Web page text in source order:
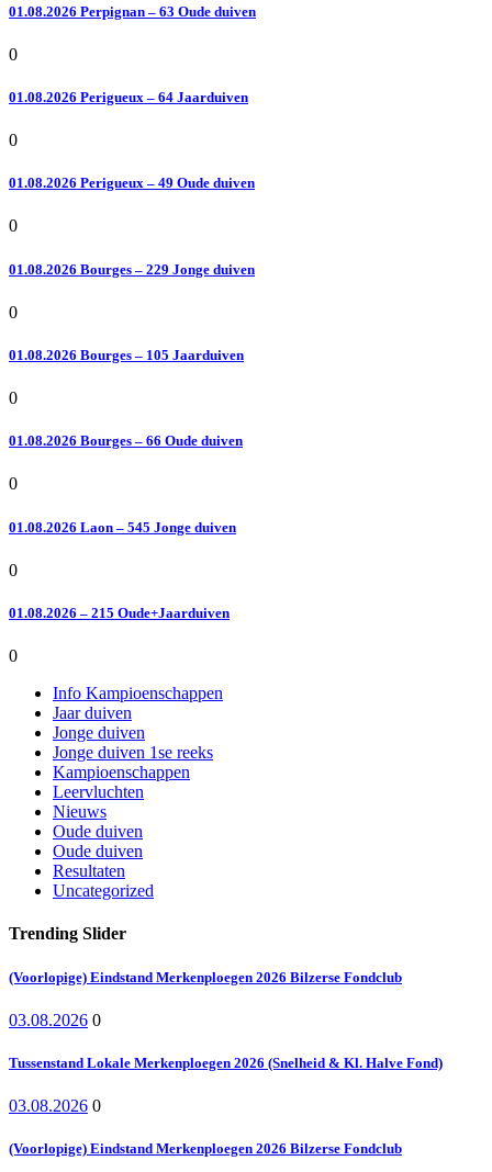
01.08.2026 Perpignan – 63 Oude duiven
0
01.08.2026 Perigueux – 64 Jaarduiven
0
01.08.2026 Perigueux – 49 Oude duiven
0
01.08.2026 Bourges – 229 Jonge duiven
0
01.08.2026 Bourges – 105 Jaarduiven
0
01.08.2026 Bourges – 66 Oude duiven
0
01.08.2026 Laon – 545 Jonge duiven
0
01.08.2026 – 215 Oude+Jaarduiven
0
Info Kampioenschappen
Jaar duiven
Jonge duiven
Jonge duiven 1se reeks
Kampioenschappen
Leervluchten
Nieuws
Oude duiven
Oude duiven
Resultaten
Uncategorized
Trending Slider
(Voorlopige) Eindstand Merkenploegen 2026 Bilzerse Fondclub
03.08.2026 0
Tussenstand Lokale Merkenploegen 2026 (Snelheid & Kl. Halve Fond)
03.08.2026 0
(Voorlopige) Eindstand Merkenploegen 2026 Bilzerse Fondclub